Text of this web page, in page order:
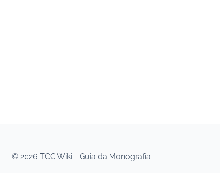
© 2026 TCC Wiki - Guia da Monografia